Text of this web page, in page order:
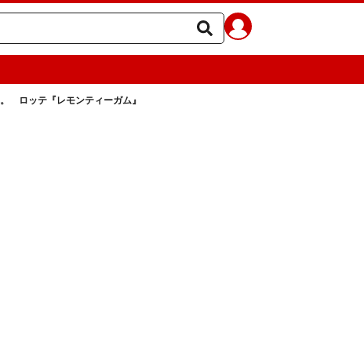
ロッテ『レモンティーガム』